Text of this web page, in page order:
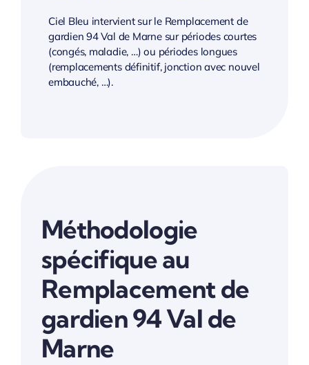
Ciel Bleu intervient sur le Remplacement de
gardien 94 Val de Marne sur périodes courtes
(congés, maladie, …) ou périodes longues
(remplacements définitif, jonction avec nouvel
embauché, …).
Méthodologie
spécifique au
Remplacement de
gardien 94 Val de
Marne